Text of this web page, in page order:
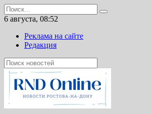
Перейти
к
содержанию
Search
for:
6 августа, 08:52
Реклама на сайте
Редакция